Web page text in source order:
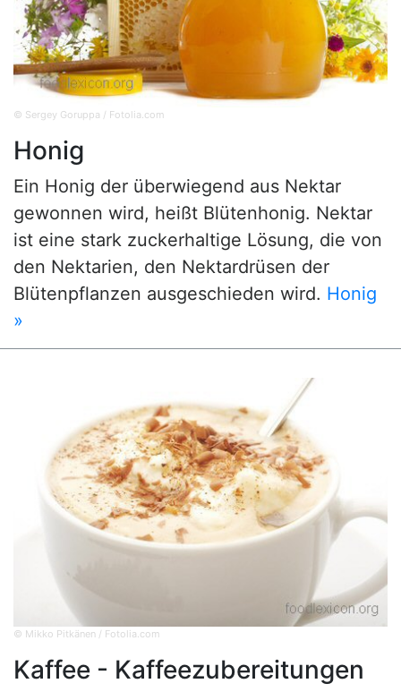
© Sergey Goruppa / Fotolia.com
Honig
Ein Honig der überwiegend aus Nektar
gewonnen wird, heißt Blütenhonig. Nektar
ist eine stark zuckerhaltige Lösung, die von
den Nektarien, den Nektardrüsen der
Blütenpflanzen ausgeschieden wird. Honig
»
© Mikko Pitkänen / Fotolia.com
Kaffee - Kaffeezubereitungen